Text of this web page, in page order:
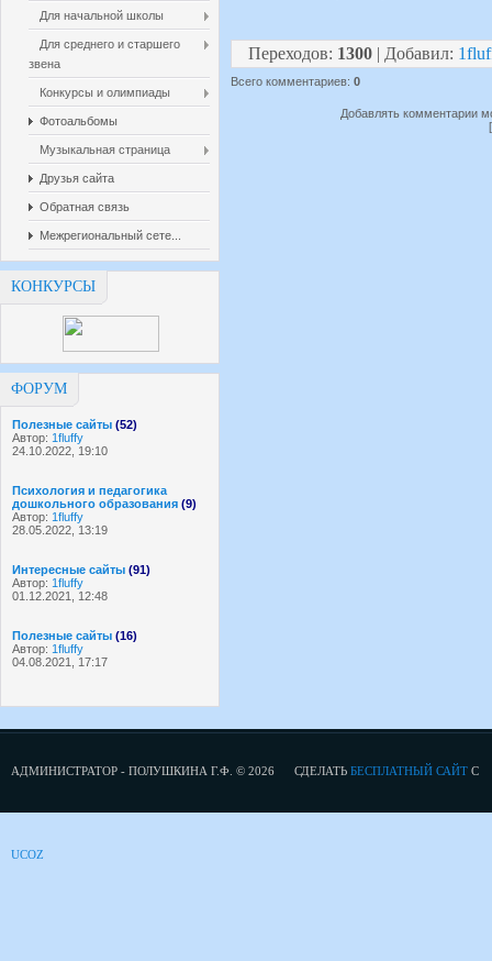
Для начальной школы
Для среднего и старшего
звена
Конкурсы и олимпиады
Фотоальбомы
Музыкальная страница
Друзья сайта
Обратная связь
Межрегиональный сете...
КОНКУРСЫ
ФОРУМ
Полезные сайты (52)
Автор: 1fluffy
24.10.2022, 19:10
Психология и педагогика
дошкольного образования (9)
Автор: 1fluffy
28.05.2022, 13:19
Интересные сайты (91)
Автор: 1fluffy
01.12.2021, 12:48
Полезные сайты (16)
Автор: 1fluffy
04.08.2021, 17:17
Переходов: 1300 | Добавил:
Всего комментариев: 0
Добавлять комментарии
АДМИНИСТРАТОР - ПОЛУШКИНА Г.Ф. © 2026 СДЕЛАТЬ БЕСПЛАТНЫЙ САЙТ С
UCOZ